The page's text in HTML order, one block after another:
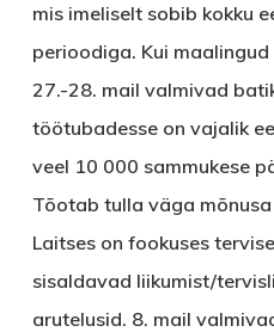
mis imeliselt sobib kokku
perioodiga. Kui
27.-28. mail valmivad
töötubadesse on vajalik
veel 10 000 sammukese
Tõotab tulla väga
Laitseson fookuses
sisaldavad liikumist/
arutelusid. 8. mail